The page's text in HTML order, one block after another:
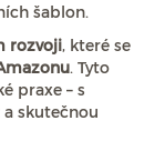
šablon.
rozvoji, které se
. Tyto
praxe – s
skutečnou